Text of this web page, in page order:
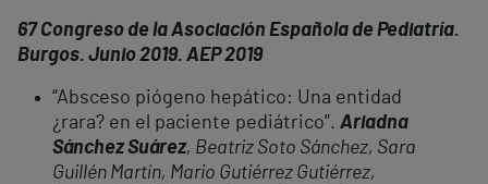
67 Congreso de la Asociación Española de Pediatría.
Burgos. Junio 2019. AEP 2019
“Absceso piógeno hepático: Una entidad
¿rara? en el paciente pediátrico”. Ariadna
Sánchez Suárez, Beatriz Soto Sánchez, Sara
Guillén Martín, Mario Gutiérrez Gutiérrez,